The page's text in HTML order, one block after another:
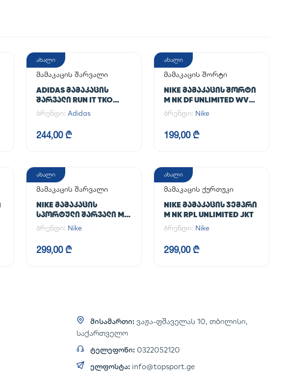
ახალი
მამაკაცის შარვალი
ADIDAS ᲛᲐᲛᲐᲙᲐᲪᲘᲡ
ᲨᲐᲠᲕᲐᲚᲘ RUN IT TKO
PANT
ბრენდი: Adidas
244,00 ₾
ახალი
მამაკაცის შორტი
NIKE ᲛᲐᲛᲐᲙᲐᲪᲘᲡ ᲨᲝᲠᲢᲘ
M NK DF UNLIMITED WVN
7IN UL
ბრენდი: Nike
199,00 ₾
ახალი
მამაკაცის შარვალი
NIKE ᲛᲐᲛᲐᲙᲐᲪᲘᲡ
ᲡᲞᲝᲠᲢᲣᲚᲘ ᲨᲐᲠᲕᲐᲚᲘ M
NK DF UNLIMITED PANT
TPR
ბრენდი: Nike
299,00 ₾
ახალი
მამაკაცის ქურთუკი
NIKE ᲛᲐᲛᲐᲙᲐᲪᲘᲡ ᲯᲔᲛᲞᲠᲘ
M NK RPL UNLIMITED JKT
ბრენდი: Nike
299,00 ₾
მისამართი: ვაჟა-ფშაველას 10, თბილისი,
საქართველო
ტელეფონი: 0322052120
ელფოსტა: info@topsport.ge